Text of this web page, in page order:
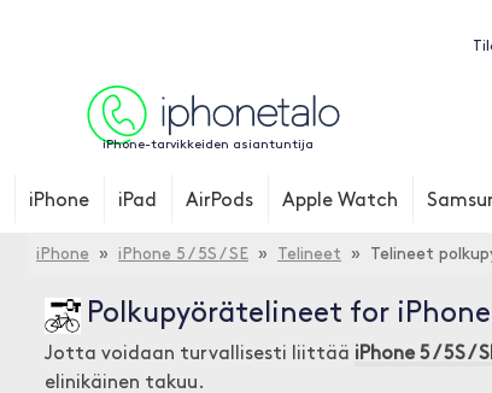
iPhone-tarvikkeiden asiantuntija
iPhone iPad AirPods Apple Watch
iPhone » iPhone 5 / 5S / SE » Telineet » Telineet
Polkupyörätelineet for iPhone
Jotta voidaan turvallisesti liittää iPhone 5 / 5S /
elinikäinen takuu.